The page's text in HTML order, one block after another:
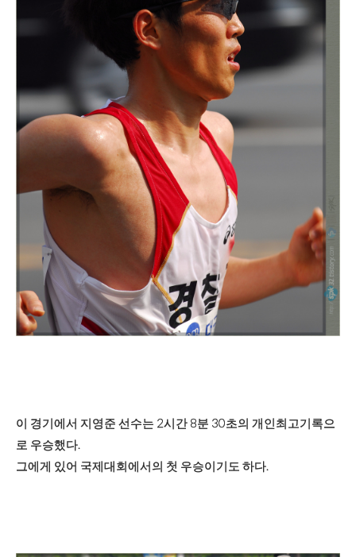
이 경기에서 지영준 선수는 2시간 8분 30초의 개인최고기록으
로 우승했다.
그에게 있어 국제대회에서의 첫 우승이기도 하다.